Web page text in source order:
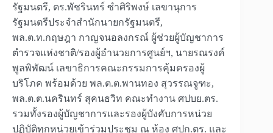
รัฐมนตรี, ดร.พัชรินทร์ ซำศิริพงษ์ เลขานุการ
รัฐมนตรีประจำสำนักนายกรัฐมนตรี,
พล.ต.ท.กฤษฎา กาญจนอลงกรณ์ ผู้ช่วยผู้บัญชาการ
ตำรวจแห่งชาติ/รองผู้อำนวยการศูนย์ฯ, นายรณรงค์
พูลพิพัฒน์ เลขาธิการคณะกรรมการคุ้มครองผู้
บริโภค พร้อมด้วย พล.ต.ต.พานทอง สุวรรณจูฑะ,
พล.ต.ต.นครินทร์ สุคนธวิท คณะทำงาน ศปบย.ตร.
รวมทั้งรองผู้บัญชาการและรองผู้บังคับการหน่วย
ปฏิบัติทุกหน่วยเข้าร่วมประชุม ณ ห้อง ศปก.ตร. และ